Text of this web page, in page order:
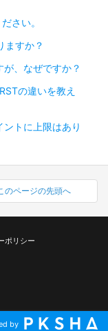
さい。
ますか？
、なぜですか？
の違いを教え
トに上限はあり
のページの先頭へ
ポリシー
by